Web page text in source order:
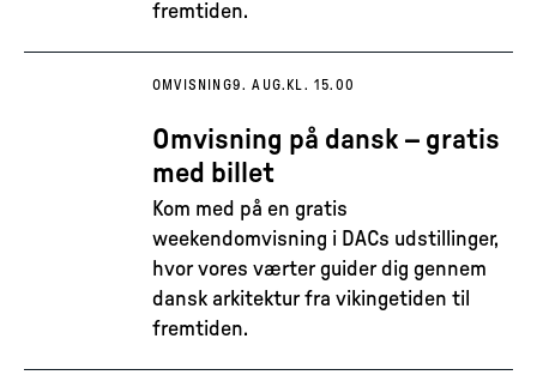
fremtiden.
OMVISNING9. AUG. KL. 15.00
Omvisning på dansk – gratis
med billet
Kom med på en gratis
weekendomvisning i DACs udstillinger,
hvor vores værter guider dig gennem
dansk arkitektur fra vikingetiden til
fremtiden.